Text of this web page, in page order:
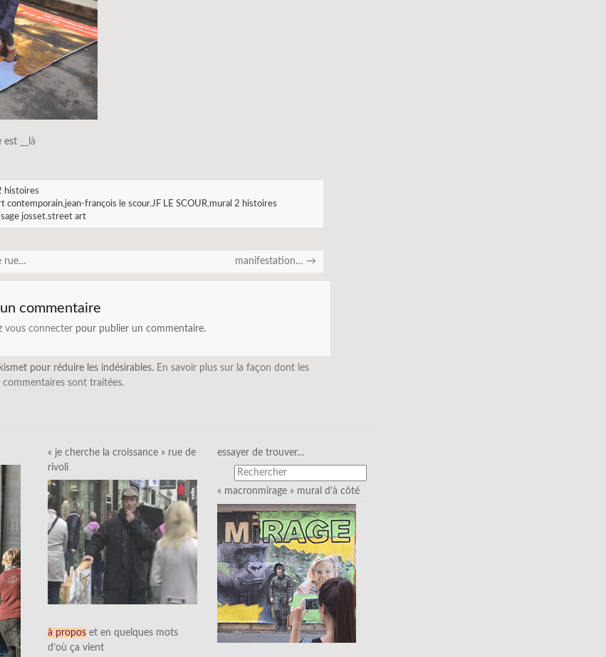
est __là
histoires
contemporain,jean-françois le scour,JF LE SCOUR,mural 2 histoires
josset,street art
rue… manifestation… →
commentaire
vous connecter pour publier un commentaire.
pour réduire les indésirables. En savoir plus sur la façon dont les
commentaires sont traitées.
« je cherche la croissance » rue de
rivoli
à propos et en quelques mots
d’où ça vient
essayer de trouver…
« macronmirage » mural d’à côté